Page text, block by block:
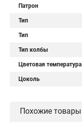
Патрон
Тип
Тип
Тип колбы
Цветовая температура
Цоколь
Похожие товары